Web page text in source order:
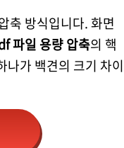
축 방식입니다. 화면
파일 용량 압축의 핵
나가 백견의 크기 차이